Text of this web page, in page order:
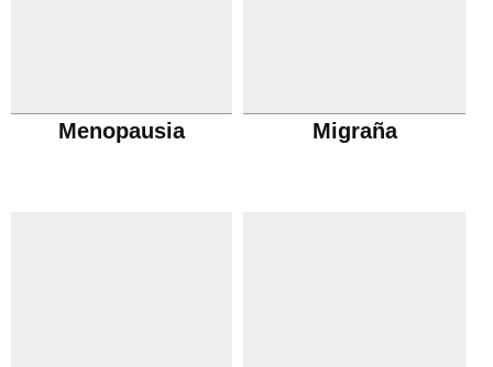
Menopausia Migraña